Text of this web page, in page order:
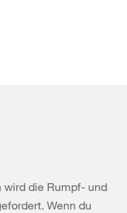
wird die Rumpf- und
Wenn du